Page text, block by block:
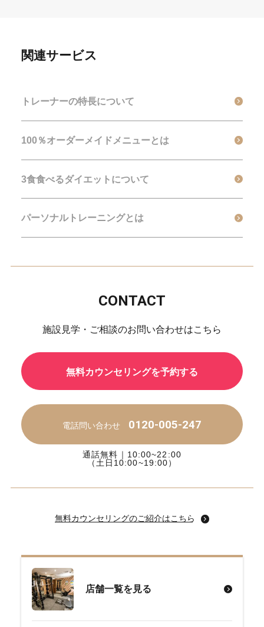
関連サービス
トレーナーの特長について
100％オーダーメイドメニューとは
3食食べるダイエットについて
パーソナルトレーニングとは
CONTACT
施設見学・ご相談のお問い合わせはこちら
無料カウンセリングを予約する
電話問い合わせ 0120-005-247
通話無料｜10:00~22:00
（土日10:00~19:00）
無料カウンセリングのご紹介はこちら
店舗一覧を見る